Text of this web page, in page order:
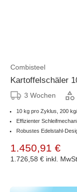
Combisteel
Kartoffelschäler
3 Wochen
10 kg pro Zyklus, 200
Effizienter
Robustes Edelstahl-
1.450,91 €
1.726,58 € inkl. MwSt.